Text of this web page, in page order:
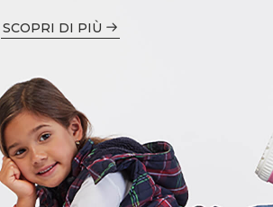
SCOPRI DI PIÙ